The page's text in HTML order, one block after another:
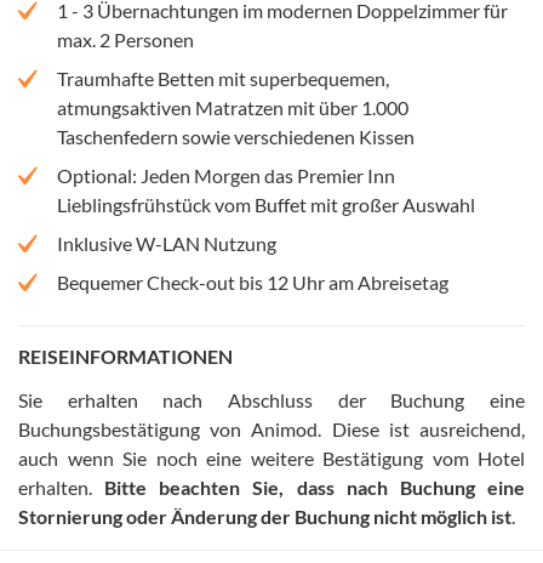
1 - 3 Übernachtungen im modernen Doppelzimmer für
max. 2 Personen
Traumhafte Betten mit superbequemen,
atmungsaktiven Matratzen mit über 1.000
Taschenfedern sowie verschiedenen Kissen
Optional: Jeden Morgen das Premier Inn
Lieblingsfrühstück vom Buffet mit großer Auswahl
Inklusive W-LAN Nutzung
Bequemer Check-out bis 12 Uhr am Abreisetag
REISEINFORMATIONEN
Sie erhalten nach Abschluss der Buchung eine
Buchungsbestätigung von Animod. Diese ist ausreichend,
auch wenn Sie noch eine weitere Bestätigung vom Hotel
erhalten
Bitte beachten Sie, dass nach Buchung eine
Stornierung oder Änderung der Buchung nicht möglich ist